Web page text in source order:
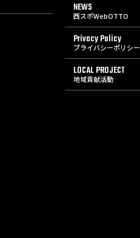
NEWS
西スポWebOTTO
Privacy Policy
プライバシーポリシー
LOCAL PROJECT
地域貢献活動